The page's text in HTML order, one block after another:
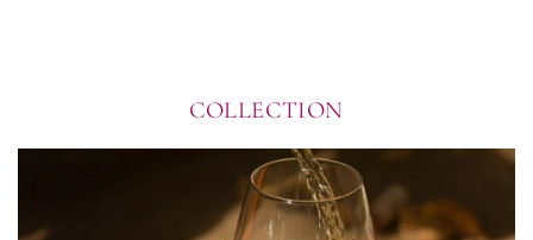
COLLECTION